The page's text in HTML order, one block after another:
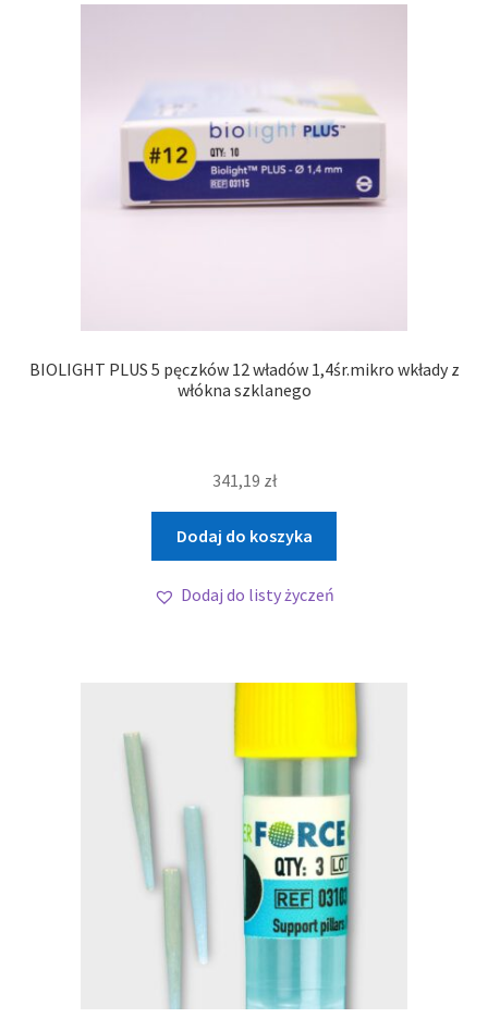
BIOLIGHT PLUS 5 pęczków 12 władów 1,4śr.mikro wkłady z
włókna szklanego
341,19 zł
Dodaj do koszyka
Dodaj do listy życzeń